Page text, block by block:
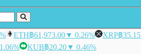
ETH฿61,973.00▼ 0.26% XRP฿35.15
KUB฿20.20▼ 0.46%